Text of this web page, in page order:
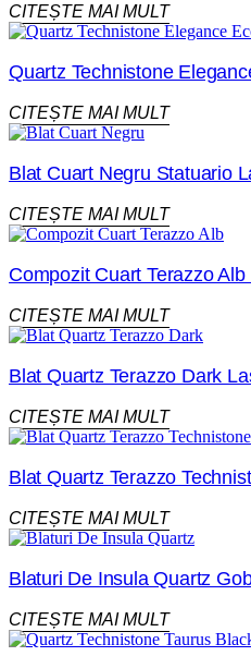
CITEȘTE MAI MULT
Quartz Technistone
CITEȘTE MAI MULT
Blat Cuart Negru Statuario
CITEȘTE MAI MULT
Compozit Cuart Terazzo
CITEȘTE MAI MULT
Blat Quartz Terazzo Dark
CITEȘTE MAI MULT
Blat Quartz Terazzo
CITEȘTE MAI MULT
Blaturi De Insula Quartz
CITEȘTE MAI MULT